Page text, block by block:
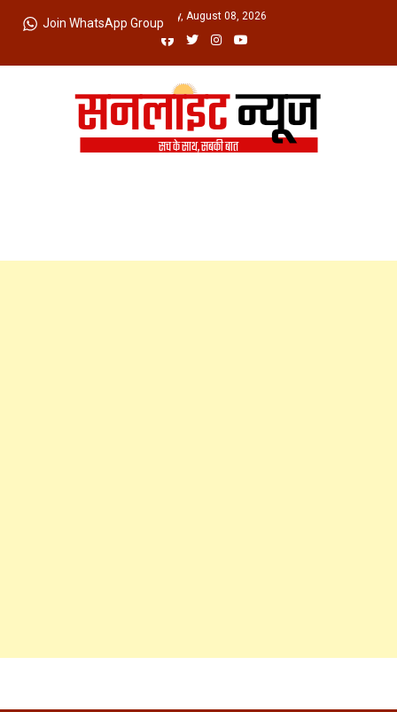
Saturday, August 08, 2026
Join WhatsApp Group